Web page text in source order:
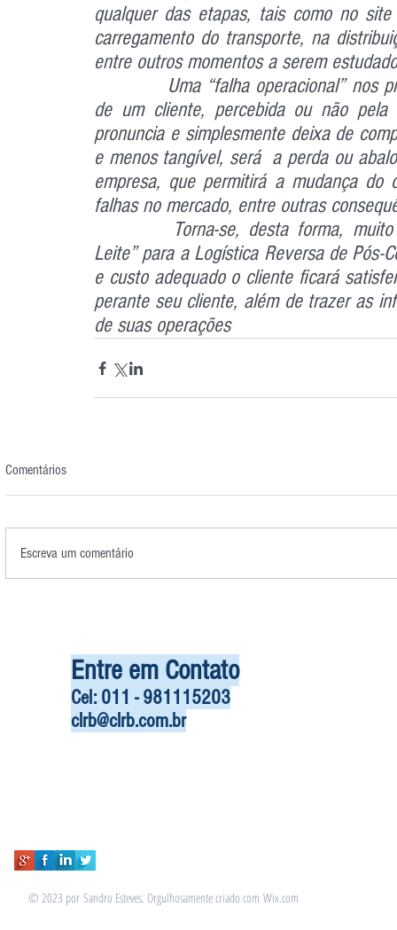
qualquer das etapas, tais como no
carregamento do transporte, na
entre outros momentos a serem
de um cliente, percebida ou não
pronuncia e simplesmente deixa de
e menos tangível, será  a perda ou
empresa, que permitirá a mudança do
falhas no mercado, entre outras
Leite” para a Logística Reversa de Pós-
e custo adequado o cliente ficará
perante seu cliente, além de trazer as
de suas operações
Comentários
Escreva um comentário
Entre em Contato
Cel: 011 - 981115203
clrb@clrb.com.br
© 2023 por Sandro Esteves. Orgulhosamente criado com Wix.com